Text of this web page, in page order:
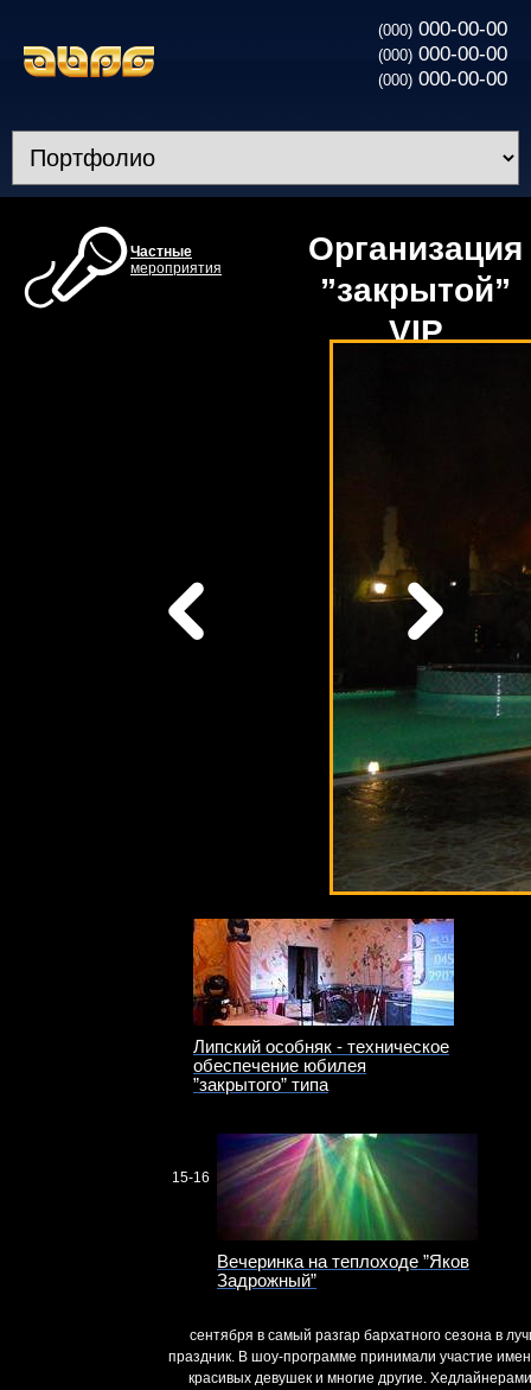
(000) 000-00-00
(000) 000-00-00
(000) 000-00-00
Частные
мероприятия
Организация
”закрытой”
VIP
Липский особняк - техническое
обеспечение юбилея
”закрытого” типа
Вечеринка на теплоходе ”Яков
Задрожный”
15-16
сентября в самый разгар бархатного сезона в
праздник. В шоу-программе принимали участие
красивых девушек и многие другие.